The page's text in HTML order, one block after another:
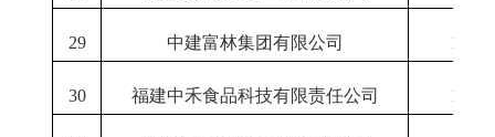
29 中建富林集团有限公司 1-12
30 福建中禾食品科技有限责任公司 1-12